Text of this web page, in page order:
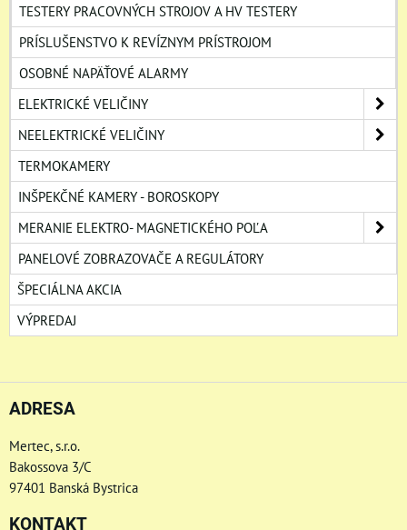
TESTERY PRACOVNÝCH STROJOV A HV TESTERY
PRÍSLUŠENSTVO K REVÍZNYM PRÍSTROJOM
OSOBNÉ NAPÄŤOVÉ ALARMY
ELEKTRICKÉ VELIČINY
NEELEKTRICKÉ VELIČINY
TERMOKAMERY
INŠPEKČNÉ KAMERY - BOROSKOPY
MERANIE ELEKTRO- MAGNETICKÉHO POĽA
PANELOVÉ ZOBRAZOVAČE A REGULÁTORY
ŠPECIÁLNA AKCIA
VÝPREDAJ
ADRESA
Mertec, s.r.o.
Bakossova 3/C
97401 Banská Bystrica
KONTAKT